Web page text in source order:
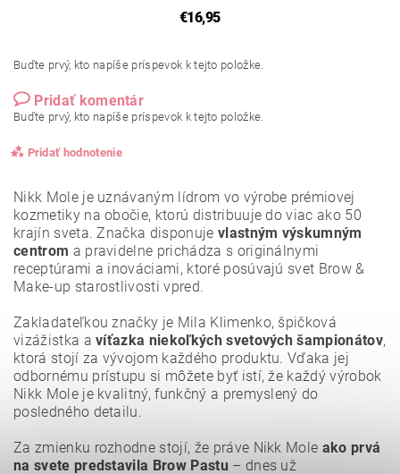
€16,95
Buďte prvý, kto napíše príspevok k tejto položke.
Pridať komentár
Buďte prvý, kto napíše príspevok k tejto položke.
Pridať hodnotenie
osobných údajov.
Nikk Mole je uznávaným lídrom vo výrobe prémiovej
kozmetiky na obočie, ktorú distribuuje do viac ako 50
krajín sveta. Značka disponuje vlastným výskumným
centrom a pravidelne prichádza s originálnymi
receptúrami a inováciami, ktoré posúvajú svet Brow &
Make-up starostlivosti vpred.
Zakladateľkou značky je Mila Klimenko, špičková
vizážistka avíťazka niekoľkých svetových šampionátov,
ktorá stojí za vývojom každého produktu. Vďaka jej
odbornému prístupu si môžete byť istí, že každý výrobok
Nikk Mole je kvalitný, funkčný a premyslený do
posledného detailu.
Za zmienku rozhodne stojí, že práve Nikk Mole ako prvá
na svete predstavila Brow Pastu– dnes už